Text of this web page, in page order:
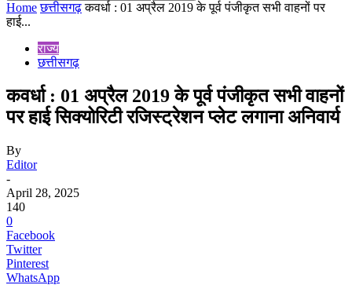
Home छत्तीसगढ़ कवर्धा : 01 अप्रैल 2019 के पूर्व पंजीकृत सभी वाहनों पर
हाई...
राज्य
छत्तीसगढ़
कवर्धा : 01 अप्रैल 2019 के पूर्व पंजीकृत सभी वाहनों
पर हाई सिक्योरिटी रजिस्ट्रेशन प्लेट लगाना अनिवार्य
By
Editor
-
April 28, 2025
140
0
Facebook
Twitter
Pinterest
WhatsApp